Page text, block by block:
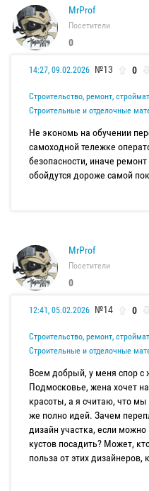
MrProf
Посетители
0
14:27, 09.02.2026 №13 0
Строительство, ремонт,
Строительные и отделочные
Не экономь на обучении
самоходной тележке
безопасности, иначе
обойдутся дороже самой
MrProf
Посетители
0
12:41, 05.02.2026 №14 0
Строительство, ремонт,
Строительные и отделочные
Всем добрый, у меня спор с
Подмосковье, жена хочет
красоты, а я считаю, что мы
же полно идей. Зачем
дизайн участка, если можно
кустов посадить? Может,
польза от этих дизайнеров,